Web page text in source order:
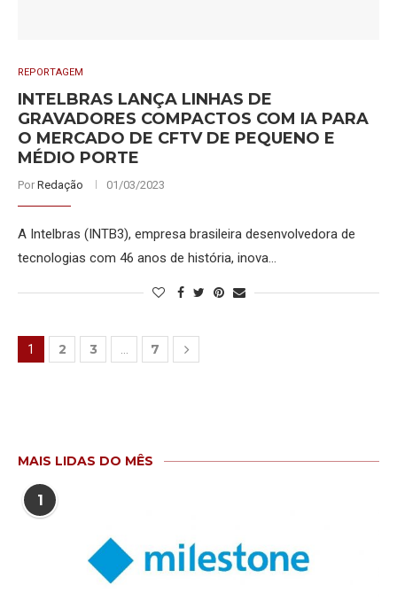
REPORTAGEM
INTELBRAS LANÇA LINHAS DE
GRAVADORES COMPACTOS COM IA PARA
O MERCADO DE CFTV DE PEQUENO E
MÉDIO PORTE
Por Redação 01/03/2023
A Intelbras (INTB3), empresa brasileira desenvolvedora de
tecnologias com 46 anos de história, inova…
1 2 3 7
MAIS LIDAS DO MÊS
1